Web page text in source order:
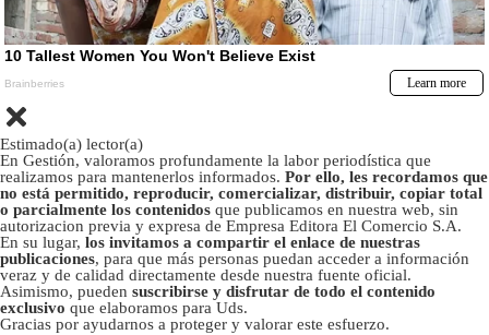
Estimado(a) lector(a)
En Gestión, valoramos profundamente la labor periodística que
realizamos para mantenerlos informados. Por ello, les recordamos que
no está permitido, reproducir, comercializar, distribuir, copiar total
o parcialmente los contenidos que publicamos en nuestra web, sin
autorizacion previa y expresa de Empresa Editora El Comercio S.A.
En su lugar, los invitamos a compartir el enlace de nuestras
publicaciones, para que más personas puedan acceder a información
veraz y de calidad directamente desde nuestra fuente oficial.
Asimismo, pueden suscribirse y disfrutar de todo el contenido
exclusivo que elaboramos para Uds.
Gracias por ayudarnos a proteger y valorar este esfuerzo.